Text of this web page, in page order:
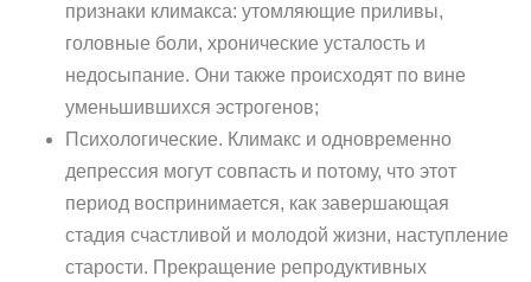
признаки климакса: утомляющие приливы,
головные боли, хронические усталость и
недосыпание. Они также происходят по вине
уменьшившихся эстрогенов;
Психологические. Климакс и одновременно
депрессия могут совпасть и потому, что этот
период воспринимается, как завершающая
стадия счастливой и молодой жизни, наступление
старости. Прекращение репродуктивных